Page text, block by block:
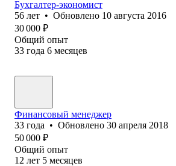
Бухгалтер-экономист
56 лет • Обновлено 10 августа 2016
30 000 ₽
Общий опыт
33 года 6 месяцев
Финансовый менеджер
33 года • Обновлено 30 апреля 2018
50 000 ₽
Общий опыт
12 лет 5 месяцев